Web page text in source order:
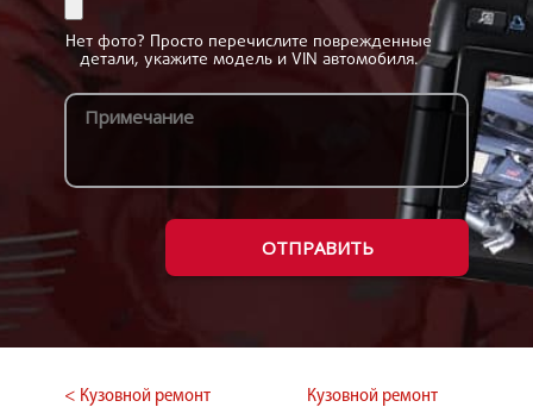
Нет фото? Просто перечислите поврежденные
детали, укажите модель и VIN автомобиля.
ОТПРАВИТЬ
< Кузовной ремонт
Кузовной ремонт